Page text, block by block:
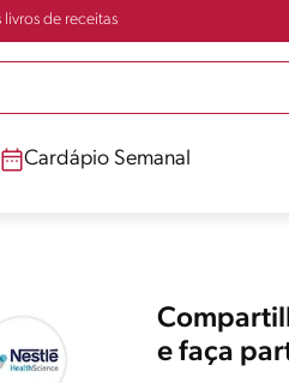
de receitas
Cardápio Semanal
e faça